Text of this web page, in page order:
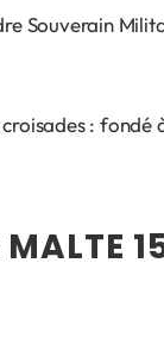
Souverain
: fondé
MALTE